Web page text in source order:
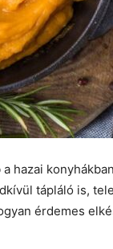
hazai
tápláló is,
érdemes